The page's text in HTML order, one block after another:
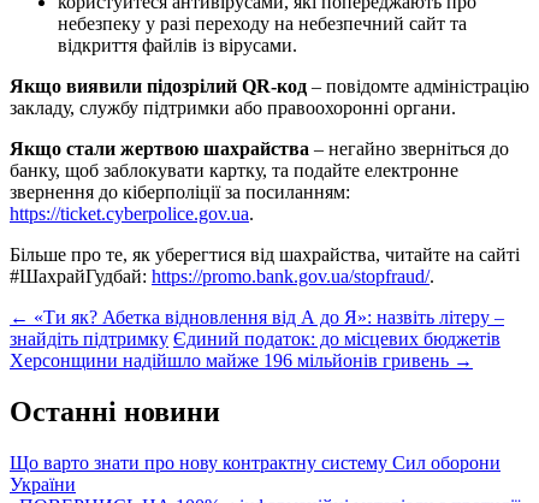
небезпеку у разі переходу на небезпечний сайт та
відкриття файлів із вірусами.
Якщо виявили підозрілий QR-код – повідомте адміністрацію
закладу, службу підтримки або правоохоронні органи.
Якщо стали жертвою шахрайства – негайно зверніться до
банку, щоб заблокувати картку, та подайте електронне
звернення до кіберполіції за посиланням:
https://ticket.cyberpolice.gov.ua.
Більше про те, як уберегтися від шахрайства, читайте на сайті
#ШахрайГудбай: https://promo.bank.gov.ua/stopfraud/.
Post
navigation
← «Ти як? Абетка відновлення від А до Я»: назвіть літеру –
знайдіть підтримку Єдиний податок: до місцевих бюджетів
Херсонщини надійшло майже 196 мільйонів гривень →
Останні новини
Що варто знати про нову контрактну систему Сил оборони
України